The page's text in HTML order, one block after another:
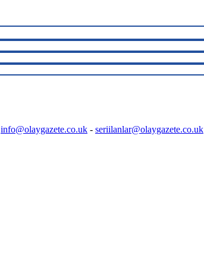
info@olaygazete.co.uk - seriilanlar@olaygazete.co.uk